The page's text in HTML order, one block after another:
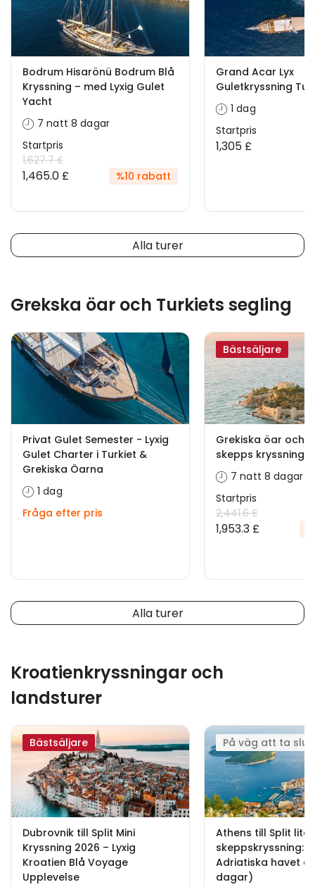
Bodrum Hisarönü Bodrum Blå
Kryssning – med Lyxig Gulet
Yacht
7 natt 8 dagar
Startpris
1,627.7 £
1,465.0 £ %10 rabatt
Grand Acar Lyx
Guletkryssning
1 dag
Startpris
1,305 £
Alla turer
Grekska öar och Turkiets segling
Privat Gulet Semester - Lyxig
Gulet Charter i Turkiet &
Grekiska Öarna
1 dag
Fråga efter pris
Bästsäljare
Grekiska öar och
skepps kryssning
7 natt 8 dagar
Startpris
2,441.6 £
1,953.3 £
Alla turer
Kroatienkryssningar och
landsturer
Bästsäljare
Dubrovnik till Split Mini
Kryssning 2026 – Lyxig
Kroatien Blå Voyage
Upplevelse
På väg att ta slut
Athens till Split liten
skeppskryssning:
Adriatiska havet
dagar)